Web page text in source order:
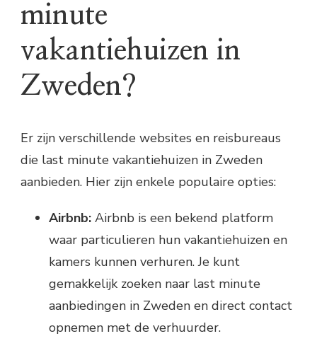
minute
vakantiehuizen in
Zweden?
Er zijn verschillende websites en reisbureaus
die last minute vakantiehuizen in Zweden
aanbieden. Hier zijn enkele populaire opties:
Airbnb: Airbnb is een bekend platform
waar particulieren hun vakantiehuizen en
kamers kunnen verhuren. Je kunt
gemakkelijk zoeken naar last minute
aanbiedingen in Zweden en direct contact
opnemen met de verhuurder.